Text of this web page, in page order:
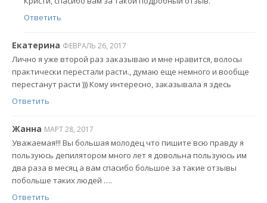
Ответить
Екатерина ФЕВРАЛЬ 26, 2017
Лично я уже второй раз заказываю и мне нравится, волосы
практически перестали расти., думаю еще немного и вообще
перестанут расти ))) Кому интересно, заказывала я здесь
Ответить
Жанна МАРТ 28, 2017
Уважаемая!!! Вы большая молодец что пишите всю правду я
пользуюсь депилятором много лет я довольна пользуюсь им
два раза в месяц а вам спасибо большое за такие отзывы
побольше таких людей ….
Ответить